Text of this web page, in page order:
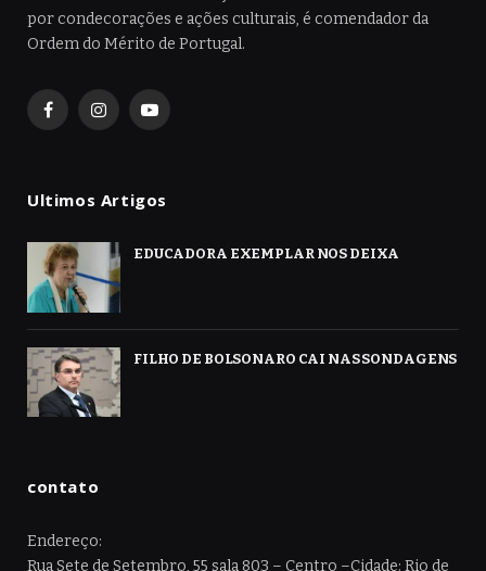
por condecorações e ações culturais, é comendador da
Ordem do Mérito de Portugal.
FacebookInstagramYouTube
Ultimos Artigos
EDUCADORA EXEMPLAR NOS DEIXA
FILHO DE BOLSONARO CAI NAS SONDAGENS
contato
Endereço:
Rua Sete de Setembro, 55 sala 803 – Centro –Cidade: Rio de